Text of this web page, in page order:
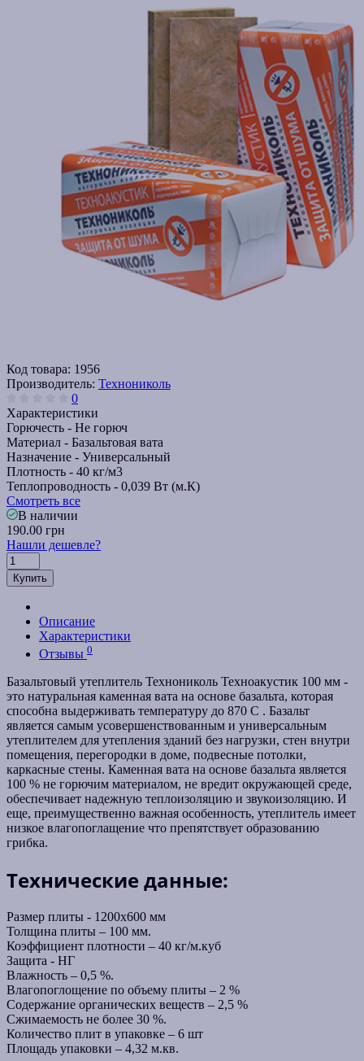
Код товара: 1956
Производитель: Технониколь
0
Характеристики
Горючесть - Не горюч
Материал - Базальтовая вата
Назначение - Универсальный
Плотность - 40 кг/м3
Теплопроводность - 0,039 Вт (м.К)
Смотреть все
В наличии
190.00 грн
Нашли дешевле?
Купить
Описание
Характеристики
Отзывы 0
Базальтовый утеплитель Технониколь Техноакустик 100 мм -
это натуральная каменная вата на основе базальта, которая
способна выдерживать температуру до 870 С . Базальт
является самым усовершенствованным и универсальным
утеплителем для утепления зданий без нагрузки, стен внутри
помещения, перегородки в доме, подвесные потолки,
каркасные стены. Каменная вата на основе базальта является
100 % не горючим материалом, не вредит окружающей среде,
обеспечивает надежную теплоизоляцию и звукоизоляцию. И
еще, преимущественно важная особенность, утеплитель имеет
низкое влагопоглащение что препятствует образованию
грибка.
Технические данные:
Размер плиты - 1200x600 мм
Толщина плиты – 100 мм.
Коэффициент плотности – 40 кг/м.куб
Защита - НГ
Влажность – 0,5 %.
Влагопоглощение по объему плиты – 2 %
Содержание органических веществ – 2,5 %
Сжимаемость не более 30 %.
Количество плит в упаковке – 6 шт
Площадь упаковки – 4,32 м.кв.